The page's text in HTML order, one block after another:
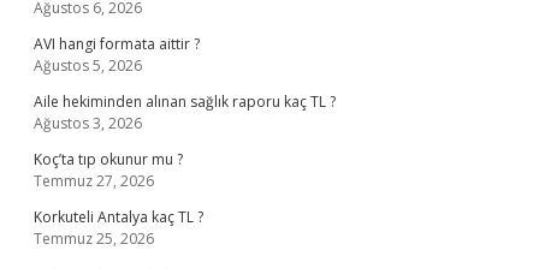
Ağustos 6, 2026
AVI hangi formata aittir ?
Ağustos 5, 2026
Aile hekiminden alınan sağlık raporu kaç TL ?
Ağustos 3, 2026
Koç’ta tıp okunur mu ?
Temmuz 27, 2026
Korkuteli Antalya kaç TL ?
Temmuz 25, 2026